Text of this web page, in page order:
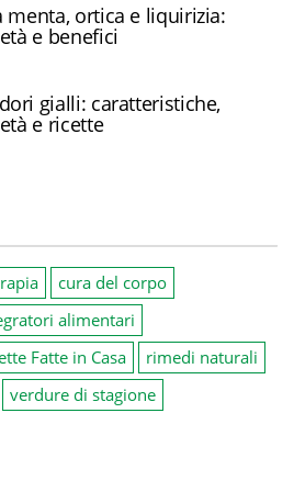
menta, ortica e liquirizia:
e benefici
gialli: caratteristiche,
e ricette
cura del corpo
alimentari
Fatte in Casa
rimedi naturali
verdure di stagione